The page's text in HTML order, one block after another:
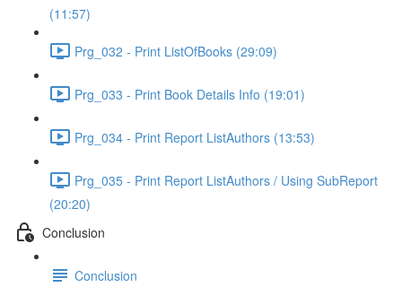
(11:57)
Prg_032 - Print ListOfBooks (29:09)
Prg_033 - Print Book Details Info (19:01)
Prg_034 - Print Report ListAuthors (13:53)
Prg_035 - Print Report ListAuthors / Using SubReport
(20:20)
Conclusion
Conclusion